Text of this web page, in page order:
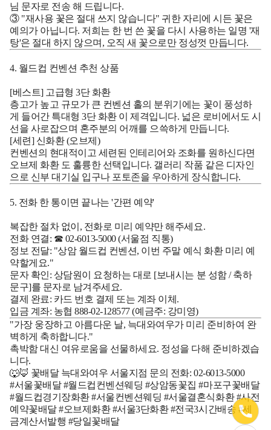
님 문자로 전송 해 드립니다.
③ "재사용 꽃은 절대 쓰지 않습니다" 귀한 자리에 시든 꽃은
예의가 아닙니다. 저희는 한 번 쓴 꽃을 다시 사용하는 일명 '재
탕'은 절대 하지 않으며, 오직 새 꽃으로만 정성껏 만듭니다.
4. 월드컵 컨벤션 추천 상품
[베스트] 고급형 3단 화환
층고가 높고 규모가 큰 컨벤션 홀의 분위기에는 꽃이 풍성하
게 들어간 특대형 3단 화환 이 제격입니다. 넓은 로비에서도 시
선을 사로잡으며 혼주분의 어깨를 으쓱하게 만듭니다.
[세련] 신화환 (오브제)
컨벤션의 현대적이고 세련된 인테리어와 조화를 원하신다면
오브제 화환 도 훌륭한 선택입니다. 갤러리 작품 같은 디자인
으로 신부 대기실 입구나 포토존을 우아하게 장식합니다.
5. 전화 한 통이면 끝나는 '간편 예약'
복잡한 절차 없이, 전화로 미리 예약만 해주세요.
전화 연결: ☎ 02-6013-5000(서울점 직통)
정보 전달: "상암 월드컵 컨벤션, 이번 주말 예식 화환 미리 예
약할게요."
문자 확인: 상담원이 요청하는 대로 [보내시는 분 성함 / 축하
문구]를 문자로 남겨주세요.
결제 완료: 카드 번호 결제 또는 계좌 이체.
입금 계좌: 농협 888-02-128577 (예금주: 강미영)
"가장 웅장하고 아름다운 날, 늑대와여우가 미리 준비하여 완
벽하게 축하합니다."
촉박함 대신 여유로움을 선물하세요. 정성을 다해 준비하겠습
니다.
🐺🦊 꽃배달 늑대와여우 서울지점 문의 전화: 02-6013-5000
#서울꽃배달 #월드컵컨벤션웨딩 #상암동꽃집 #마포구꽃배달
#월드컵경기장화환 #서울컨벤션웨딩 #서울결혼식화환 #사전
예약꽃배달 #오브제화환 #서울3단화환 #전국3시간배송 #세
금계산서발행 #당일꽃배달